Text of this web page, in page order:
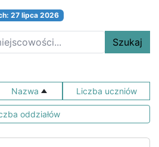
27 lipca 2026
Szukaj
Nazwa Liczba uczniów
oddziałów